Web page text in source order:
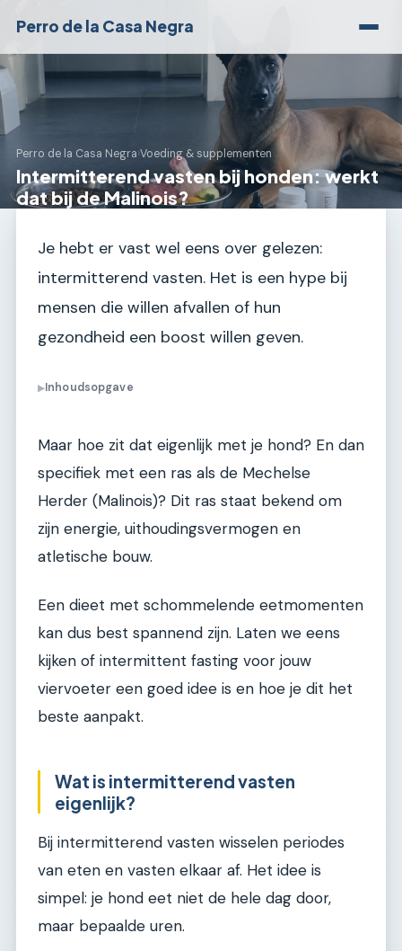
Perro de la Casa Negra
Perro de la Casa Negra›Voeding & supplementen
Intermitterend vasten bij honden: werkt
dat bij de Malinois?
Je hebt er vast wel eens over gelezen:
intermitterend vasten. Het is een hype bij
mensen die willen afvallen of hun
gezondheid een boost willen geven.
▶Inhoudsopgave
Maar hoe zit dat eigenlijk met je hond? En dan
specifiek met een ras als de Mechelse
Herder (Malinois)? Dit ras staat bekend om
zijn energie, uithoudingsvermogen en
atletische bouw.
Een dieet met schommelende eetmomenten
kan dus best spannend zijn. Laten we eens
kijken of intermittent fasting voor jouw
viervoeter een goed idee is en hoe je dit het
beste aanpakt.
Wat is intermitterend vasten
eigenlijk?
Bij intermitterend vasten wisselen periodes
van eten en vasten elkaar af. Het idee is
simpel: je hond eet niet de hele dag door,
maar bepaalde uren.